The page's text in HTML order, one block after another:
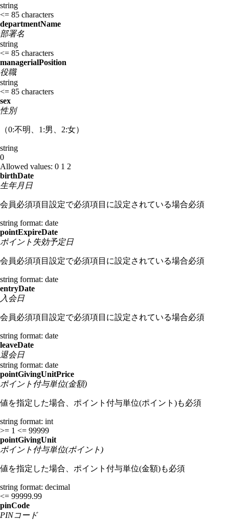
string
<= 85 characters
departmentName
部署名
string
<= 85 characters
managerialPosition
役職
string
<= 85 characters
sex
性別
（0:不明、1:男、2:女）
string
0
Allowed values: 0 1 2
birthDate
生年月日
会員必須項目設定で必須項目に設定されている場合必須
string format: date
pointExpireDate
ポイント失効予定日
会員必須項目設定で必須項目に設定されている場合必須
string format: date
entryDate
入会日
会員必須項目設定で必須項目に設定されている場合必須
string format: date
leaveDate
退会日
string format: date
pointGivingUnitPrice
ポイント付与単位(金額)
値を指定した場合、ポイント付与単位(ポイント)も必須
string format: int
>= 1 <= 99999
pointGivingUnit
ポイント付与単位(ポイント)
値を指定した場合、ポイント付与単位(金額)も必須
string format: decimal
<= 99999.99
pinCode
PINコード